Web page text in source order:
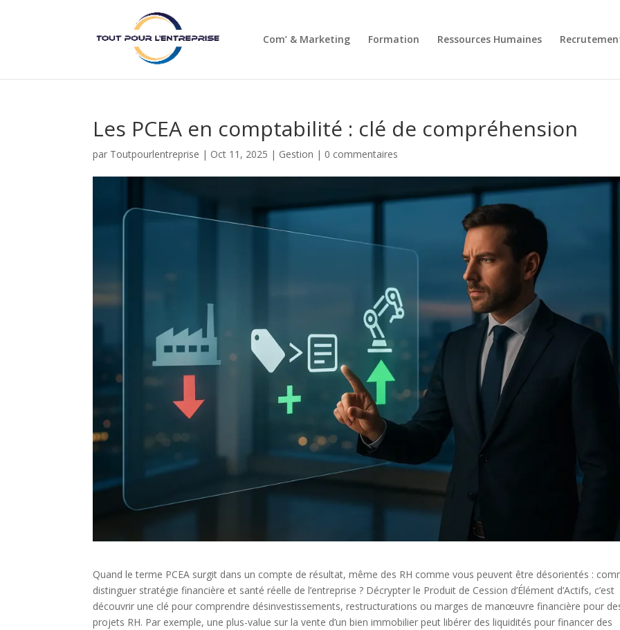
Com’ & Marketing Formation Ressources Humaines
Les PCEA en comptabilité : clé de compréhension
par Toutpourlentreprise | Oct 11, 2025 | Gestion | 0 commentaires
Quand le terme PCEA surgit dans un compte de résultat, même des RH comme vous peuvent être désorientés :
distinguer stratégie financière et santé réelle de l’entreprise ? Décrypter le Produit de Cession d’Élément d’Actifs, c’est
découvrir une clé pour comprendre désinvestissements, restructurations ou marges de manœuvre financière pour
projets RH. Par exemple, une plus-value sur la vente d’un bien immobilier peut libérer des liquidités pour financer des